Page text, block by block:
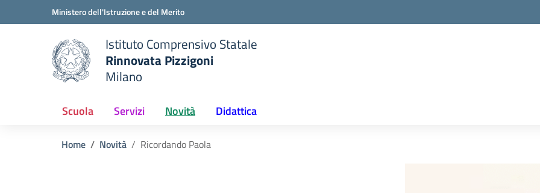
Vai ai contenuti
Vai al menu di navigazioneMinistero dell'Istruzione e del Merito
Istituto Comprensivo Statale
Rinnovata Pizzigoni
Milano
Scuola Servizi Novità Didattica
Home Novità Ricordando Paola